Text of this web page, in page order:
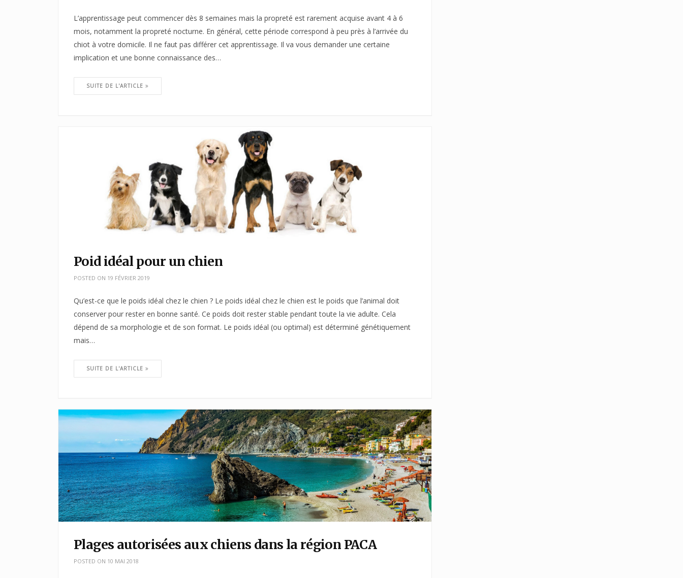
L’apprentissage peut commencer dès 8 semaines mais la propreté est rarement acquise avant 4 à 6
mois, notamment la propreté nocturne. En général, cette période correspond à peu près à l’arrivée du
chiot à votre domicile. Il ne faut pas différer cet apprentissage. Il va vous demander une certaine
implication et une bonne connaissance des…
SUITE DE L'ARTICLE
Poid idéal pour un chien
POSTED ON 19 FÉVRIER 2019
Qu’est-ce que le poids idéal chez le chien ? Le poids idéal chez le chien est le poids que l’animal doit
conserver pour rester en bonne santé. Ce poids doit rester stable pendant toute la vie adulte. Cela
dépend de sa morphologie et de son format. Le poids idéal (ou optimal) est déterminé génétiquement
mais…
SUITE DE L'ARTICLE
Plages autorisées aux chiens dans la région PACA
POSTED ON 10 MAI 2018